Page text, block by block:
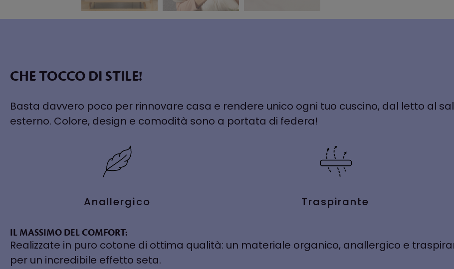
CHE TOCCO DI STILE!
Basta davvero poco per rinnovare casa e rendere unico ogni tuo cuscino, dal letto al
esterno. Colore, design e comodità sono a portata di federa!
Anallergico Traspirante
IL MASSIMO DEL COMFORT:
Realizzate in puro cotone di ottima qualità: un materiale organico, anallergico e
per un incredibile effetto seta.